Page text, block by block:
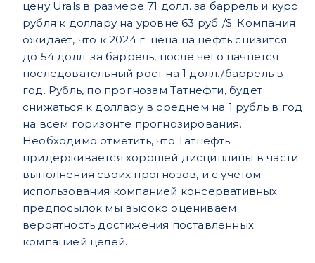
цену Urals в размере 71 долл. за баррель и курс
рубля к доллару на уровне 63 руб./$. Компания
ожидает, что к 2024 г. цена на нефть снизится
до 54 долл. за баррель, после чего начнется
последовательный рост на 1 долл./баррель в
год. Рубль, по прогнозам Татнефти, будет
снижаться к доллару в среднем на 1 рубль в год
на всем горизонте прогнозирования.
Необходимо отметить, что Татнефть
придерживается хорошей дисциплины в части
выполнения своих прогнозов, и с учетом
использования компанией консервативных
предпосылок мы высоко оцениваем
вероятность достижения поставленных
компанией целей.